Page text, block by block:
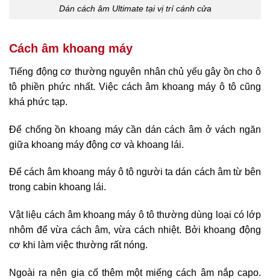
Dán cách âm Ultimate tại vị trí cánh cửa
Cách âm khoang máy
Tiếng động cơ thường nguyên nhân chủ yếu gây ồn cho ô
tô phiền phức nhất. Việc cách âm khoang máy ô tô cũng
khá phức tạp.
Để chống ồn khoang máy cần dán cách âm ở vách ngăn
giữa khoang máy động cơ và khoang lái.
Để cách âm khoang máy ô tô người ta dán cách âm từ bên
trong cabin khoang lái.
Vật liệu cách âm khoang máy ô tô thường dùng loại có lớp
nhôm để vừa cách âm, vừa cách nhiệt. Bởi khoang động
cơ khi làm việc thường rất nóng.
Ngoài ra nên gia cố thêm một miếng cách âm nắp capo.